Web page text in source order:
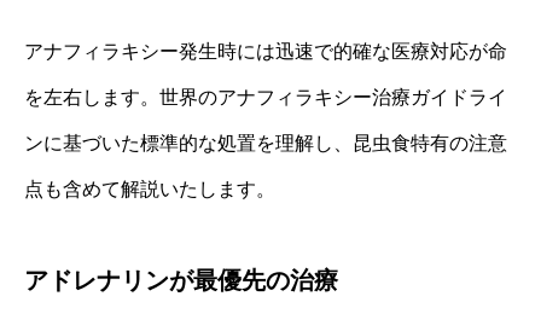
アナフィラキシー発生時には迅速で的確な医療対応が命
を左右します。世界のアナフィラキシー治療ガイドライ
ンに基づいた標準的な処置を理解し、昆虫食特有の注意
点も含めて解説いたします。
アドレナリンが最優先の治療